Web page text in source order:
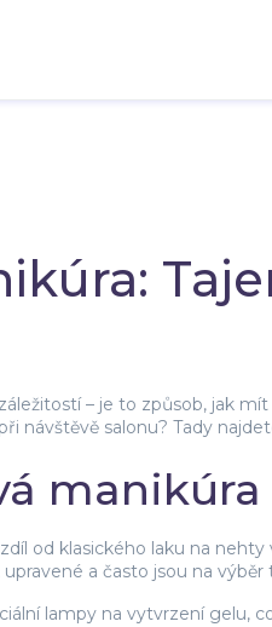
– je to způsob, jak
návštěvě salonu? Tady
od klasického laku na
a často jsou na
lampy na vytvrzení gelu,